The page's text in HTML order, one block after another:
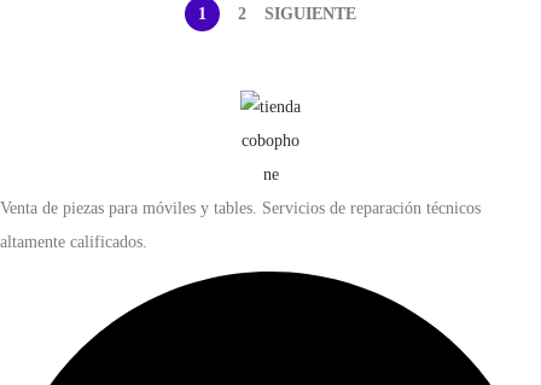
1 2 SIGUIENTE
Venta de piezas para móviles y tables. Servicios de reparación técnicos
altamente calificados.